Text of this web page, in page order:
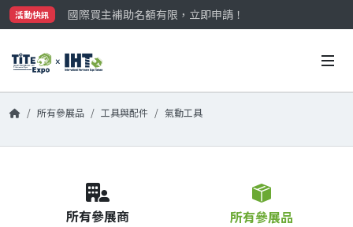
活動快訊
國際買主補助名額有限，立即申請！
參觀門票開放申請中‼️
國際買主補助名額有限，立即申請！
所有參展品 工具與配件 氣動工具
所有參展商 所有參展品